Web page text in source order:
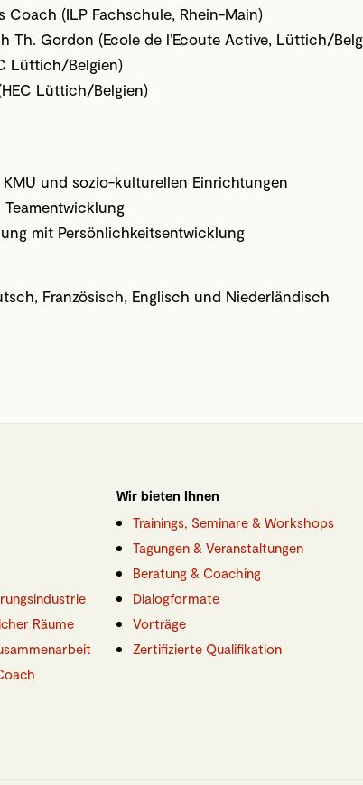
Coach (ILP Fachschule, Rhein-Main)
Th. Gordon (Ecole de l’Ecoute Active, Lüttich/
Lüttich/Belgien)
Lüttich/Belgien)
KMU und sozio-kulturellen Einrichtungen
mit Persönlichkeitsentwicklung
Französisch, Englisch und Niederländisch
Räume
Wir bieten Ihnen
Trainings, Seminare & Workshops
Tagungen & Veranstaltungen
Beratung & Coaching
Dialogformate
Vorträge
Zertifizierte Qualifikation